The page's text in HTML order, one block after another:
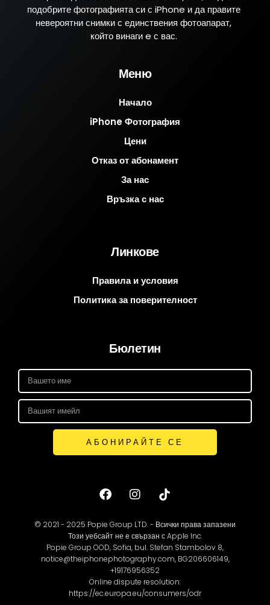
подобрите фотографията си с iPhone и да правите
невероятни снимки с единствения фотоапарат,
който винаги e с вас.
Меню
Начало
iPhone Фотография
Цени
Отказ от абонамент
За нас
Връзка с нас
Линкове
Правила и условия
Политика за поверителност
Бюлетин
АБОНИРАЙТЕ СЕ
© 2021 - 2025 Popie Group LTD. - Всички права запазени
Този уебсайт не е свързан с Apple Inc.
Popie Group OOD, Sofia, bul. Stefan Stambolov 8,
notice@theiphonephotography.com, BG206606149,
+19176956352
Online dispute resolution:
https://ec.europa.eu/consumers/odr